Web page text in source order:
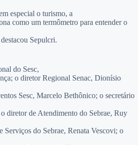
especial o turismo, a
como um termômetro para entender o
Sepulcri.
do Sesc,
o diretor Regional Senac, Dionísio
Sesc, Marcelo Bethônico; o secretário
diretor de Atendimento do Sebrae, Ruy
Serviços do Sebrae, Renata Vescovi; o